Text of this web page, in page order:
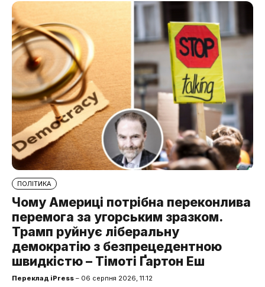
ПОЛІТИКА
Чому Америці потрібна переконлива
перемога за угорським зразком.
Трамп руйнує ліберальну
демократію з безпрецедентною
швидкістю – Тімоті Ґартон Еш
Переклад iPress – 06 серпня 2026, 11:12